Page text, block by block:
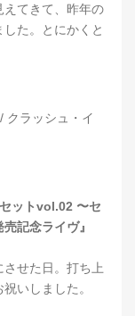
えてきて、昨年の
た。とにかくと
クラッシュ・イ
ットvol.02 〜セ
記念ライヴ』
せた日。打ち上
いしました。